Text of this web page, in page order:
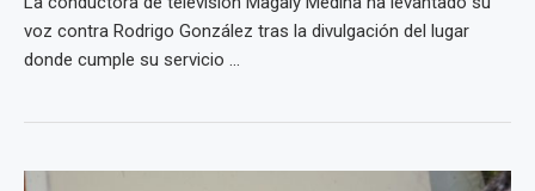
voz contra Rodrigo González tras la divulgación del lugar
donde cumple su servicio ...